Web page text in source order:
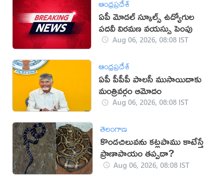
ఆంధ్రప్రదేశ్
ఏపీ మోడల్ స్కూల్స్ ఉద్యోగుల
పదవీ విరమణ వయస్సు పెంపు
Aug 06, 2026, 08:08 IST
ఆంధ్రప్రదేశ్
ఏపీ పీపీపీ పాలసీ ముసాయిదాకు
మంత్రివర్గం ఆమోదం
Aug 06, 2026, 08:08 IST
తెలంగాణ
కొండచిలువను కట్లపాము కాటేస్తే
ప్రాణాపాయం తప్పదా?
Aug 06, 2026, 08:08 IST